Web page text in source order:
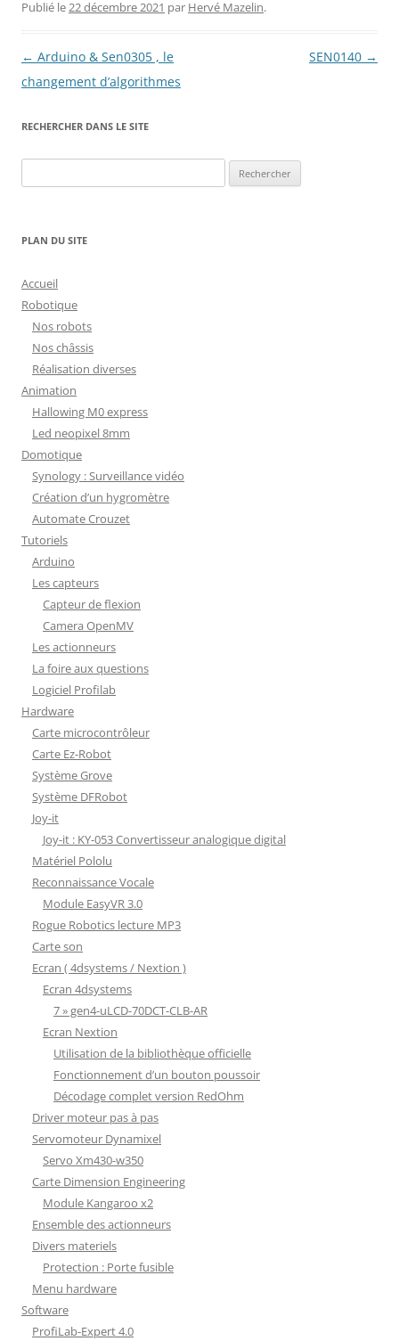
Publié le22 décembre 2021 par Hervé Mazelin.
Navigation
des
← Arduino & Sen0305 , le
changement d’algorithmes
SEN0140 →
RECHERCHER DANS LE SITE
PLAN DU SITE
Accueil
Robotique
Nos robots
Nos châssis
Réalisation diverses
Animation
Hallowing M0 express
Led neopixel 8mm
Domotique
Synology : Surveillance vidéo
Création d’un hygromètre
Automate Crouzet
Tutoriels
Arduino
Les capteurs
Capteur de flexion
Camera OpenMV
Les actionneurs
La foire aux questions
Logiciel Profilab
Hardware
Carte microcontrôleur
Carte Ez-Robot
Système Grove
Système DFRobot
Joy-it
Joy-it : KY-053 Convertisseur analogique digital
Matériel Pololu
Reconnaissance Vocale
Module EasyVR 3.0
Rogue Robotics lecture MP3
Carte son
Ecran ( 4dsystems / Nextion )
Ecran 4dsystems
7 » gen4-uLCD-70DCT-CLB-AR
Ecran Nextion
Utilisation de la bibliothèque officielle
Fonctionnement d’un bouton poussoir
Décodage complet version RedOhm
Driver moteur pas à pas
Servomoteur Dynamixel
Servo Xm430-w350
Carte Dimension Engineering
Module Kangaroo x2
Ensemble des actionneurs
Divers materiels
Protection : Porte fusible
Menu hardware
Software
ProfiLab-Expert 4.0